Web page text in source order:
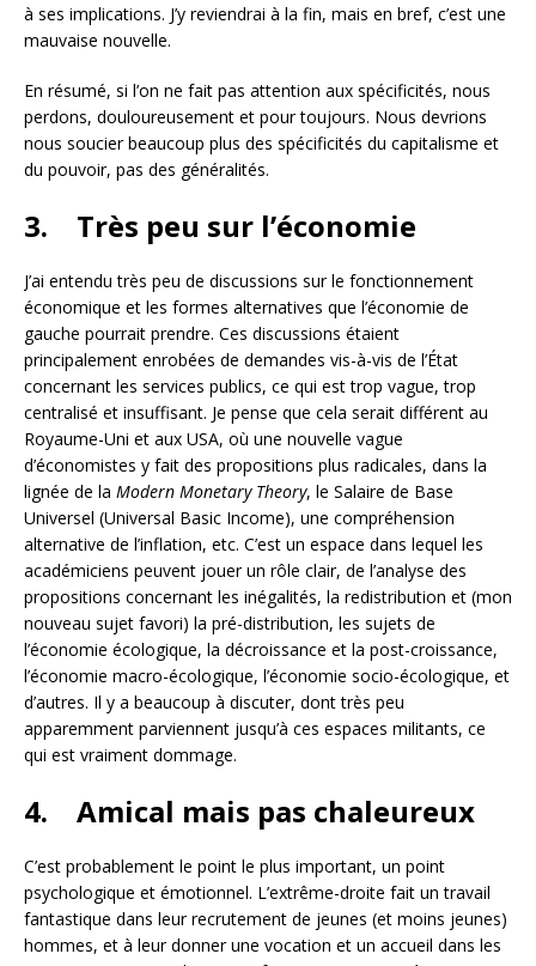
à ses implications. J’y reviendrai à la fin, mais en bref, c’est une
mauvaise nouvelle.
En résumé, si l’on ne fait pas attention aux spécificités, nous
perdons, douloureusement et pour toujours. Nous devrions
nous soucier beaucoup plus des spécificités du capitalisme et
du pouvoir, pas des généralités.
3. Très peu sur l’économie
J’ai entendu très peu de discussions sur le fonctionnement
économique et les formes alternatives que l’économie de
gauche pourrait prendre. Ces discussions étaient
principalement enrobées de demandes vis-à-vis de l’État
concernant les services publics, ce qui est trop vague, trop
centralisé et insuffisant. Je pense que cela serait différent au
Royaume-Uni et aux USA, où une nouvelle vague
d’économistes y fait des propositions plus radicales, dans la
lignée de la Modern Monetary Theory, le Salaire de Base
Universel (Universal Basic Income), une compréhension
alternative de l’inflation, etc. C’est un espace dans lequel les
académiciens peuvent jouer un rôle clair, de l’analyse des
propositions concernant les inégalités, la redistribution et (mon
nouveau sujet favori) la pré-distribution, les sujets de
l’économie écologique, la décroissance et la post-croissance,
l’économie macro-écologique, l’économie socio-écologique, et
d’autres. Il y a beaucoup à discuter, dont très peu
apparemment parviennent jusqu’à ces espaces militants, ce
qui est vraiment dommage.
4. Amical mais pas chaleureux
C’est probablement le point le plus important, un point
psychologique et émotionnel. L’extrême-droite fait un travail
fantastique dans leur recrutement de jeunes (et moins jeunes)
hommes, et à leur donner une vocation et un accueil dans les